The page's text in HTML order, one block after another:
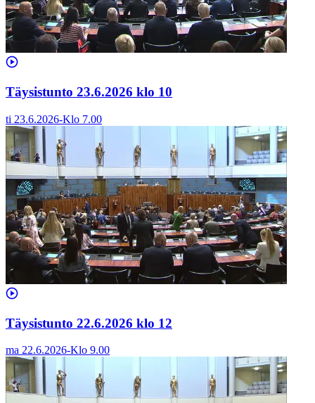
Täysistunto 23.6.2026 klo 10
ti 23.6.2026-Klo 7.00
Täysistunto 22.6.2026 klo 12
ma 22.6.2026-Klo 9.00